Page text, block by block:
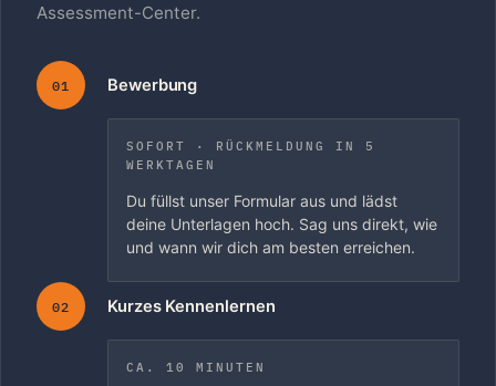
Assessment-Center.
01 Bewerbung
SOFORT · RÜCKMELDUNG IN 5
WERKTAGEN
Du füllst unser Formular aus und lädst
deine Unterlagen hoch. Sag uns direkt, wie
und wann wir dich am besten erreichen.
02 Kurzes Kennenlernen
CA. 10 MINUTEN